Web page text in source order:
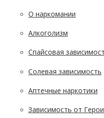
О наркомании
Алкоголизм
Спайсовая
Солевая зависимость
Аптечные наркотики
Зависимость от